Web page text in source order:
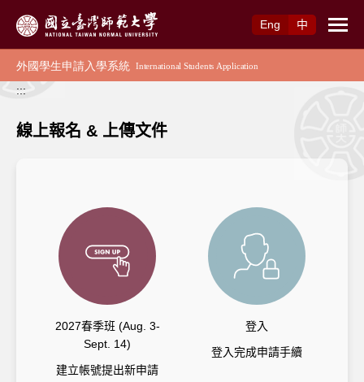
Eng
中
:::
線上報名 & 上傳文件
2027春季班 (Aug. 3-
Sept. 14)
建立帳號提出新申請
登入
登入完成申請手續